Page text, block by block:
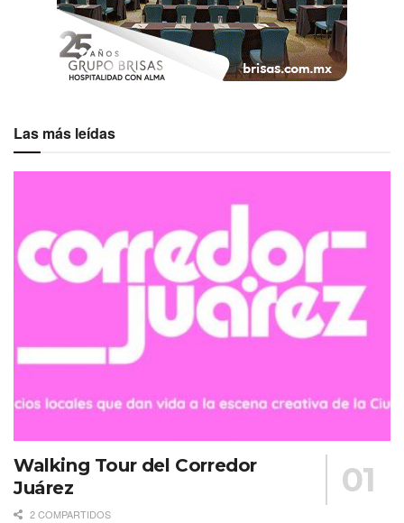
Las más leídas
Walking Tour del Corredor
Juárez
2 COMPARTIDOS